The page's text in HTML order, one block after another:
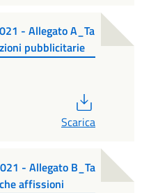
- Allegato A_Ta
pubblicitarie
Scarica
- Allegato B_Ta
affissioni